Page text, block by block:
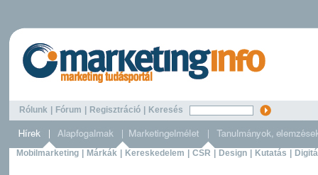
Rólunk Fórum Regisztráció Keresés
Mobilmarketing Márkák Kereskedelem CSR Design Kutatás